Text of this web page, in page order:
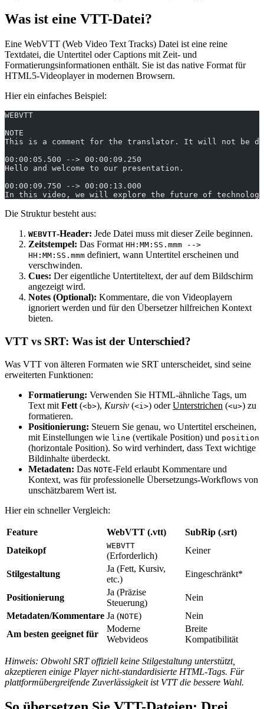
Was ist eine VTT-Datei?
Eine WebVTT (Web Video Text Tracks) Datei ist eine reine
Textdatei, die Untertitel oder Captions mit Zeit- und
Formatierungsinformationen enthält. Sie ist das native Format für
HTML5-Videoplayer in modernen Browsern.
Hier ein einfaches Beispiel:
WEBVTT
NOTE
This is a comment for the translator. It will not be
00:00:05.500 --> 00:00:09.250
Hello and welcome to our presentation.
00:00:09.750 --> 00:00:13.000
In this video, we will explore the future of
Die Struktur besteht aus:
WEBVTT-Header: Jede Datei muss mit dieser Zeile beginnen.
Zeitstempel: Das Format HH:MM:SS.mmm -->
HH:MM:SS.mmm definiert, wann Untertitel erscheinen und
verschwinden.
Cues: Der eigentliche Untertiteltext, der auf dem Bildschirm
angezeigt wird.
Notes (Optional): Kommentare, die von Videoplayern
ignoriert werden und für den Übersetzer hilfreichen Kontext
bieten.
VTT vs SRT: Was ist der Unterschied?
Was VTT von älteren Formaten wie SRT unterscheidet, sind seine
erweiterten Funktionen:
Formatierung: Verwenden Sie HTML-ähnliche Tags, um
Text mit Fett (<b>), Kursiv (<i>) oderUnterstrichen (<u>) zu
formatieren.
Positionierung: Steuern Sie genau, wo Untertitel erscheinen,
mit Einstellungen wie line (vertikale Position) und position
(horizontale Position). So wird verhindert, dass Text wichtige
Bildinhalte überdeckt.
Metadaten: Das NOTE-Feld erlaubt Kommentare und
Kontext, was für professionelle Übersetzungs-Workflows von
unschätzbarem Wert ist.
Hier ein schneller Vergleich:
Feature WebVTT (.vtt)
SubRip (.srt)
Dateikopf
WEBVTT
(Erforderlich)
Keiner
Stilgestaltung
Ja (Fett, Kursiv,
etc.)
Eingeschränkt*
Positionierung
Ja (Präzise
Steuerung)
Nein
Metadaten/Kommentare Ja (NOTE)
Nein
Am besten geeignet für
Moderne
Webvideos
Breite
Kompatibilität
Hinweis: Obwohl SRT offiziell keine Stilgestaltung unterstützt,
akzeptieren einige Player nicht-standardisierte HTML-Tags. Für
plattformübergreifende Zuverlässigkeit ist VTT die bessere Wahl.